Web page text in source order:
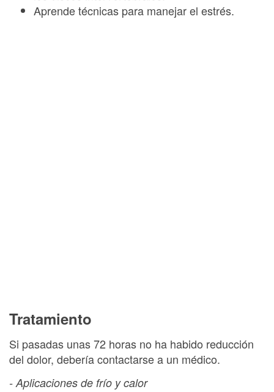
Aprende técnicas para manejar el estrés.
Tratamiento
Si pasadas unas 72 horas no ha habido reducción
del dolor, debería contactarse a un médico.
- Aplicaciones de frío y calor